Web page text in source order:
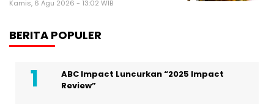
Kamis, 6 Agu 2026 - 13:02 WIB
BERITA POPULER
ABC Impact Luncurkan “2025 Impact
Review”